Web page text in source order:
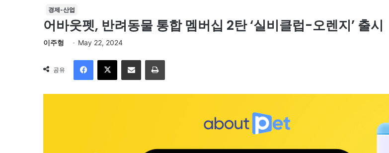
경제-산업
어바웃펫, 반려동물 통합 멤버십 2탄 ‘실비클럽-오렌지’ 출시
이주형 May 22, 2024
공유
이메일